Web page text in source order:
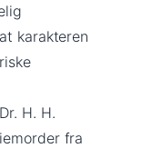
karakteren
H. H.
fra